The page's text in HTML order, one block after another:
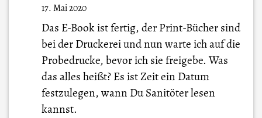
17. Mai 2020
Das E-Book ist fertig, der Print-Bücher sind
bei der Druckerei und nun warte ich auf die
Probedrucke, bevor ich sie freigebe. Was
das alles heißt? Es ist Zeit ein Datum
festzulegen, wann Du Sanitöter lesen
kannst.